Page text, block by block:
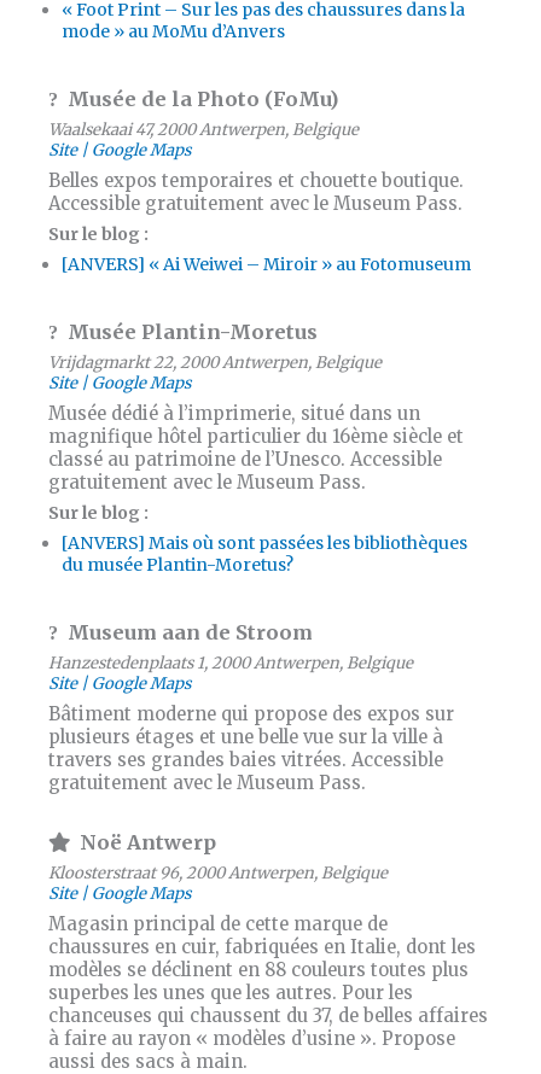
« Foot Print – Sur les pas des chaussures dans la
mode » au MoMu d’Anvers
Musée de la Photo (FoMu)
Waalsekaai 47, 2000 Antwerpen, Belgique
Site
Google Maps
Belles expos temporaires et chouette boutique.
Accessible gratuitement avec le Museum Pass.
Sur le blog :
[ANVERS] « Ai Weiwei – Miroir » au Fotomuseum
Musée Plantin-Moretus
Vrijdagmarkt 22, 2000 Antwerpen, Belgique
Site
Google Maps
Musée dédié à l’imprimerie, situé dans un
magnifique hôtel particulier du 16ème siècle et
classé au patrimoine de l’Unesco. Accessible
gratuitement avec le Museum Pass.
Sur le blog :
[ANVERS] Mais où sont passées les bibliothèques
du musée Plantin-Moretus?
Museum aan de Stroom
Hanzestedenplaats 1, 2000 Antwerpen, Belgique
Site
Google Maps
Bâtiment moderne qui propose des expos sur
plusieurs étages et une belle vue sur la ville à
travers ses grandes baies vitrées. Accessible
gratuitement avec le Museum Pass.
Noë Antwerp
Kloosterstraat 96, 2000 Antwerpen, Belgique
Site
Google Maps
Magasin principal de cette marque de
chaussures en cuir, fabriquées en Italie, dont les
modèles se déclinent en 88 couleurs toutes plus
superbes les unes que les autres. Pour les
chanceuses qui chaussent du 37, de belles affaires
à faire au rayon « modèles d’usine ». Propose
aussi des sacs à main.